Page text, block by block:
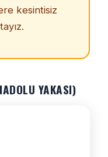
kesintisiz
YAKASI)